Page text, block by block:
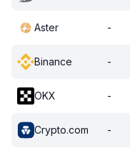
Aster -
Binance -
OKX -
Crypto.com -